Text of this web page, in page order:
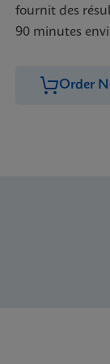
fournit des
90 minutes
Order